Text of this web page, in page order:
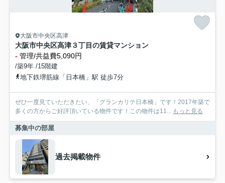
大阪市中央区高津
大阪市中央区高津３丁目の賃貸マンション
- 管理/共益費5,090円
/築9年 /15階建
地下鉄堺筋線「日本橋」駅 徒歩7分
ぜひ一度見ていただきたい、「グランカリテ日本橋」です！2017年築で
多くの方からご好評頂いている物件です！この物件は11... もっと見る
募集中の部屋
過去掲載物件